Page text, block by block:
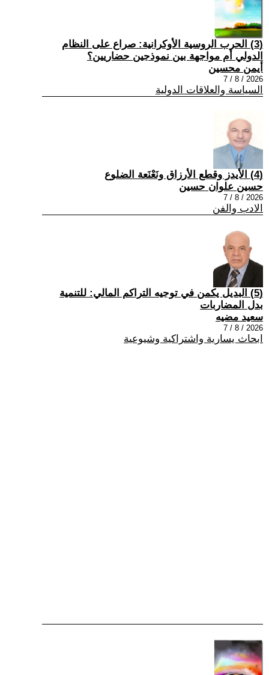
(3) الحرب الروسية الأوكرانية: صراع على النظام
الدولي أم مواجهة بين نموذجين حضاريين؟
أيمن محسين
2026 / 8 / 7
السياسة والعلاقات الدولية
(4) الأيدز وقطع الأرزاق ونَعْنَعة الضلوع
حسين علوان حسين
2026 / 8 / 7
الادب والفن
(5) البديل يكمن في توجيه التراكم المالي: للتنمية
بدل المضاربات
سعيد مضيه
2026 / 8 / 7
ابحاث يسارية واشتراكية وشيوعية